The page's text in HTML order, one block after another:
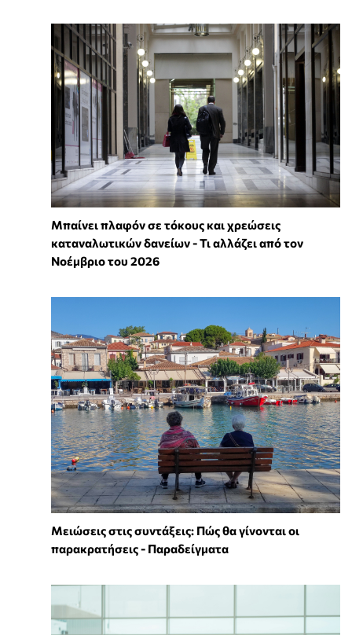
Μπαίνει πλαφόν σε τόκους και χρεώσεις
καταναλωτικών δανείων - Τι αλλάζει από τον
Νοέμβριο του 2026
Μειώσεις στις συντάξεις: Πώς θα γίνονται οι
παρακρατήσεις - Παραδείγματα